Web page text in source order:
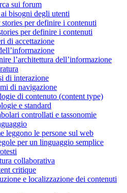
sui forum
bisogni degli utenti
per definire i contenuti
per definire i contenuti
di accettazione
l’architettura dell’informazione
di interazione
di navigazione
di contenuto (content type)
e standard
controllati e tassonomie
leggono le persone sul web
per un linguaggio semplice
collaborativa
critique
e localizzazione dei contenuti